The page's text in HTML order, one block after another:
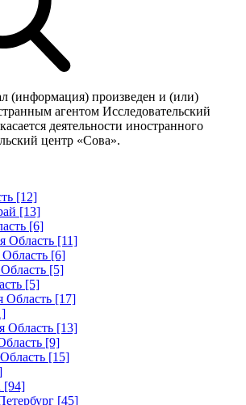
(информация) произведен и (или)
агентом Исследовательский
деятельности иностранного
центр «Сова».
[12]
[13]
[6]
Область [11]
Область [6]
[5]
[5]
Область [17]
Область [13]
[9]
[15]
[94]
[45]